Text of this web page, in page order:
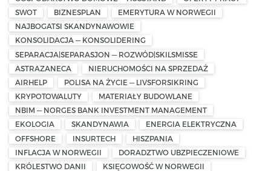
SWOT
BIZNESPLAN
EMERYTURA W NORWEGII
NAJBOGATSI SKANDYNAWOWIE
KONSOLIDACJA — KONSOLIDERING
SEPARACJA|SEPARASJON — ROZWÓD|SKILSMISSE
ASTRAZANECA
NIERUCHOMOŚCI NA SPRZEDAŻ
AIRHELP
POLISA NA ŻYCIE — LIVSFORSIKRING
KRYPOTOWALUTY
MATERIAŁY BUDOWLANE
NBIM — NORGES BANK INVESTMENT MANAGEMENT
EKOLOGIA
SKANDYNAWIA
ENERGIA ELEKTRYCZNA
OFFSHORE
INSURTECH
HISZPANIA
INFLACJA W NORWEGII
DORADZTWO UBZPIECZENIOWE
KRÓLESTWO DANII
KSIĘGOWOŚĆ W NORWEGII